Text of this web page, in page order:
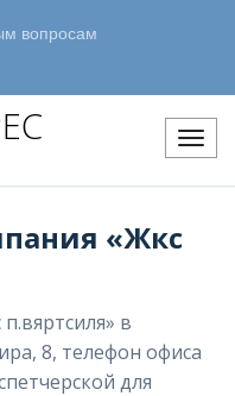
Меню
«Жкс
в
8, телефон офиса
для